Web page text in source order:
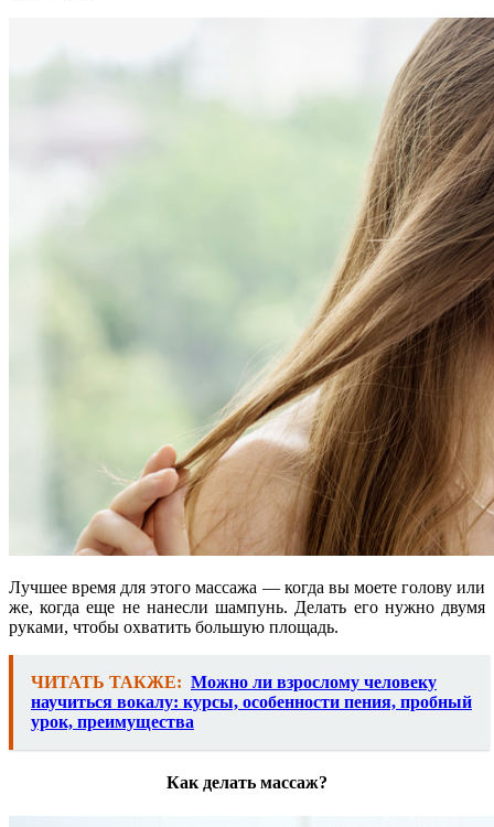
Лучшее время для этого массажа — когда вы моете голову или
же, когда еще не нанесли шампунь. Делать его нужно двумя
руками, чтобы охватить большую площадь.
ЧИТАТЬ ТАКЖЕ: Можно ли взрослому человеку
научиться вокалу: курсы, особенности пения, пробный
урок, преимущества
Как делать массаж?